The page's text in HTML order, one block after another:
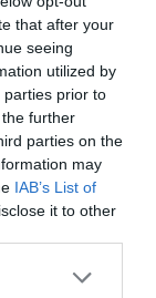
that after your
seeing
utilized by
parties prior to
further
parties on the
may
IAB’s List of
it to other